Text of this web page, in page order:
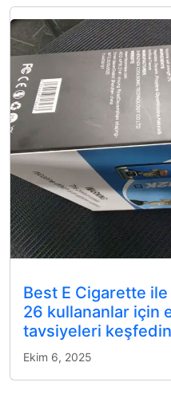
Best E Cigarette
26 kullananlar için
tavsiyeleri keşfedin
Ekim 6, 2025